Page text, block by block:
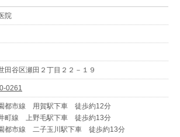
院
田谷区瀬田２丁目２２－１９
0261
都市線 用賀駅下車 徒歩約12分
町線 上野毛駅下車 徒歩約13分
都市線 二子玉川駅下車 徒歩約13分